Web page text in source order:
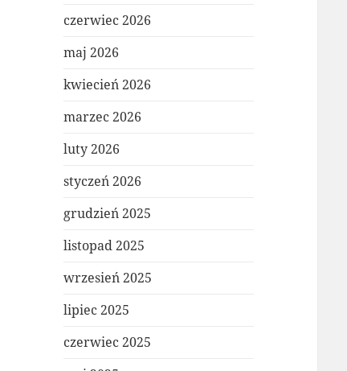
czerwiec 2026
maj 2026
kwiecień 2026
marzec 2026
luty 2026
styczeń 2026
grudzień 2025
listopad 2025
wrzesień 2025
lipiec 2025
czerwiec 2025